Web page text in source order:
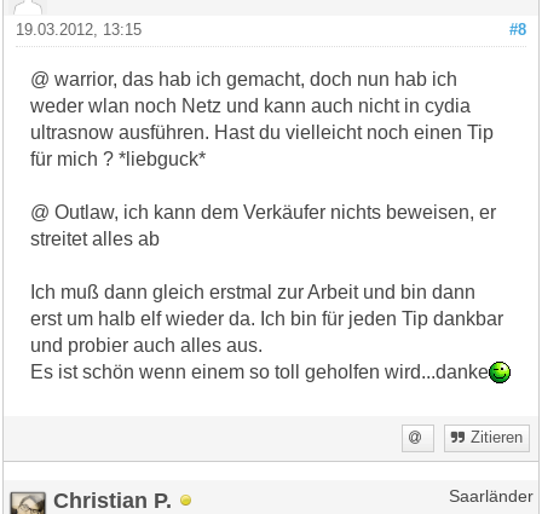
#8
19.03.2012, 13:15
@ warrior, das hab ich gemacht, doch nun hab ich
weder wlan noch Netz und kann auch nicht in cydia
ultrasnow ausführen. Hast du vielleicht noch einen Tip
für mich ? *liebguck*
@ Outlaw, ich kann dem Verkäufer nichts beweisen, er
streitet alles ab
Ich muß dann gleich erstmal zur Arbeit und bin dann
erst um halb elf wieder da. Ich bin für jeden Tip dankbar
und probier auch alles aus.
Es ist schön wenn einem so toll geholfen wird...danke
Zitieren
Christian P. Saarländer